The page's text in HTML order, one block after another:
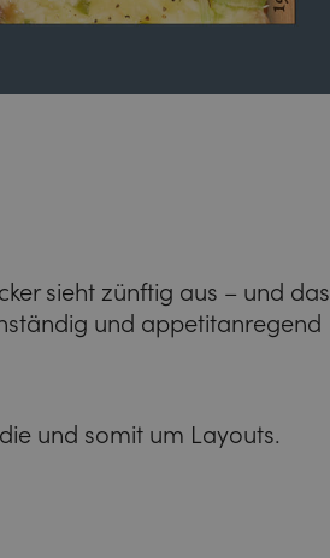
sieht zünftig aus – und das
und appetitanregend
und somit um Layouts.